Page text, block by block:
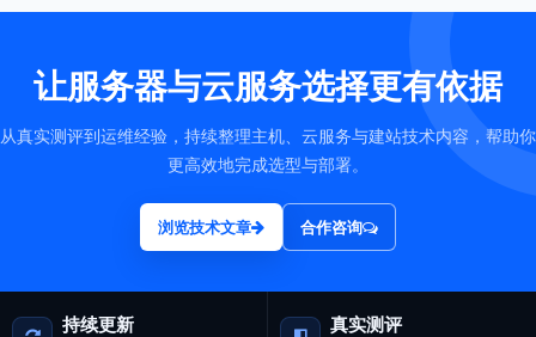
让服务器与云服务选择更有依据
从真实测评到运维经验，持续整理主机、云服务与建站技术内容，帮助你
更高效地完成选型与部署。
浏览技术文章 合作咨询
持续更新 真实测评